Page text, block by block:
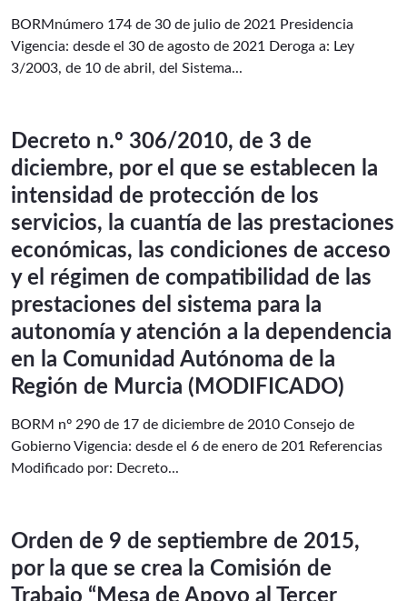
BORMnúmero 174 de 30 de julio de 2021 Presidencia
Vigencia: desde el 30 de agosto de 2021 Deroga a: Ley
3/2003, de 10 de abril, del Sistema...
Decreto n.º 306/2010, de 3 de
diciembre, por el que se establecen la
intensidad de protección de los
servicios, la cuantía de las prestaciones
económicas, las condiciones de acceso
y el régimen de compatibilidad de las
prestaciones del sistema para la
autonomía y atención a la dependencia
en la Comunidad Autónoma de la
Región de Murcia (MODIFICADO)
BORM nº 290 de 17 de diciembre de 2010 Consejo de
Gobierno Vigencia: desde el 6 de enero de 201 Referencias
Modificado por: Decreto...
Orden de 9 de septiembre de 2015,
por la que se crea la Comisión de
Trabajo “Mesa de Apoyo al Tercer